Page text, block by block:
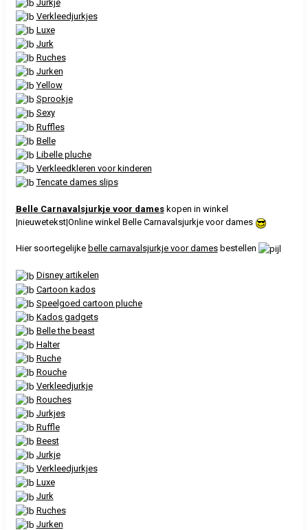
Jurkje
Verkleedjurkjes
Luxe
Jurk
Ruches
Jurken
Yellow
Sprookje
Sexy
Ruffles
Belle
Libelle pluche
Verkleedkleren voor kinderen
Tencate dames slips
Belle Carnavalsjurkje voor dameskopen in winkel
|nieuwetekst|Online winkel Belle Carnavalsjurkje voor dames
Hier soortegelijke belle carnavalsjurkje voor damesbestellen
Disney artikelen
Cartoon kados
Speelgoed cartoon pluche
Kados gadgets
Belle the beast
Halter
Ruche
Rouche
Verkleedjurkje
Rouches
Jurkjes
Ruffle
Beest
Jurkje
Verkleedjurkjes
Luxe
Jurk
Ruches
Jurken